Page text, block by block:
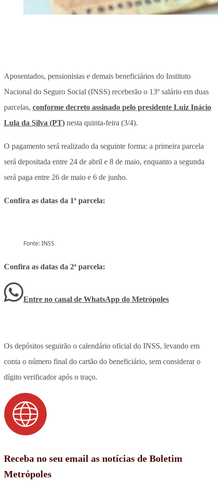
Aposentados, pensionistas e demais beneficiários do Instituto
Nacional do Seguro Social (INSS) receberão o 13º salário em duas
parcelas, conforme decreto assinado pelo presidente Luiz Inácio
Lula da Silva (PT) nesta quinta-feira (3/4).
O pagamento será realizado da seguinte forma: a primeira parcela
será depositada entre 24 de abril e 8 de maio, enquanto a segunda
será paga entre 26 de maio e 6 de junho.
Confira as datas da 1ª parcela:
Fonte: INSS
Confira as datas da 2ª parcela:
Entre no canal de WhatsApp do Metrópoles
Os depósitos seguirão o calendário oficial do INSS, levando em
conta o número final do cartão do beneficiário, sem considerar o
dígito verificador após o traço.
Receba no seu email as notícias de Boletim
Metrópoles